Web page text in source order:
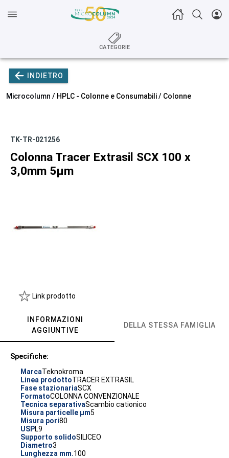
CATEGORIE
INDIETRO
Microcolumn / HPLC - Colonne e Consumabili/ Colonne
TK-TR-021256
Colonna Tracer Extrasil SCX 100 x
3,0mm 5µm
Link prodotto
INFORMAZIONI
AGGIUNTIVE
DELLA STESSA FAMIGLIA
Specifiche:
MarcaTeknokroma
Linea prodottoTRACER EXTRASIL
Fase stazionariaSCX
FormatoCOLONNA CONVENZIONALE
Tecnica separativaScambio cationico
Misura particelle µm5
Misura pori80
USPL9
Supporto solidoSILICEO
Diametro3
Lunghezza mm.100